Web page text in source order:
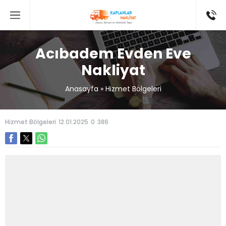
Acıbadem Evden Eve
Nakliyat
Anasayfa» Hizmet Bölgeleri
Hizmet Bölgeleri 12.01.2025 0 386